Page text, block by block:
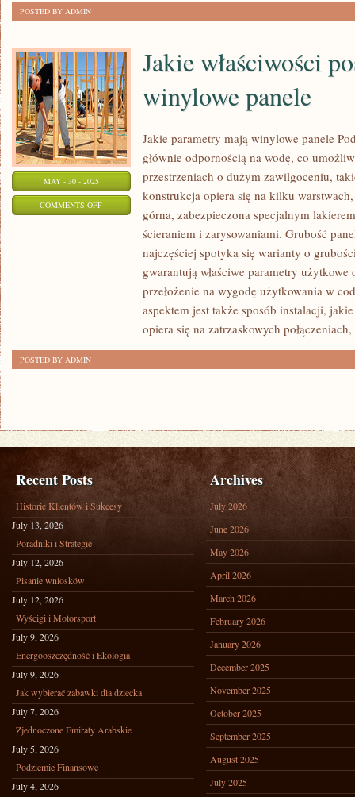
SZTUKA
PERFORMANCE
POSTED BY ADMIN
MAY - 30 - 2025
COMMENTS OFFON
Jakie właściwości
winylowe panele
Jakie parametry mają winylowe panele
głównie odpornością na wodę, co
przestrzeniach o dużym zawilgoceniu,
konstrukcja opiera się na kilku
górna, zabezpieczona specjalnym
ścieraniem i zarysowaniami. Grubość
najczęściej spotyka się warianty o
gwarantują właściwe parametry
przełożenie na wygodę użytkowania w
aspektem jest także sposób instalacji,
opiera się na zatrzaskowych
POSTED BY ADMIN
Recent Posts
Historie Klientów i Sukcesy
July 13, 2026
Poradniki i Strategie
July 12, 2026
Pisanie wniosków
July 12, 2026
Wyścigi i Motorsport
July 9, 2026
Energooszczędność i Ekologia
July 9, 2026
Jak wybierać zabawki dla dziecka
July 7, 2026
Zjednoczone Emiraty Arabskie
July 5, 2026
Podziemie Finansowe
July 4, 2026
Archives
July 2026
June 2026
May 2026
April 2026
March 2026
February 2026
January 2026
December 2025
November 2025
October 2025
September 2025
August 2025
July 2025